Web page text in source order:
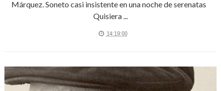
Márquez. Soneto casi insistente en una noche de serenatas
Quisiera ...
14:19:00